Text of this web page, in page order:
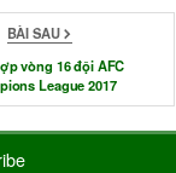
BÀI SAU
vòng 16 đội AFC
League 2017